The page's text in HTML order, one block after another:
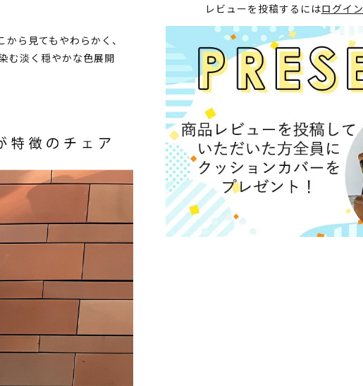
ら見てもやわらかく、
む淡く穏やかな色展開
レビューを投稿するにはログイン